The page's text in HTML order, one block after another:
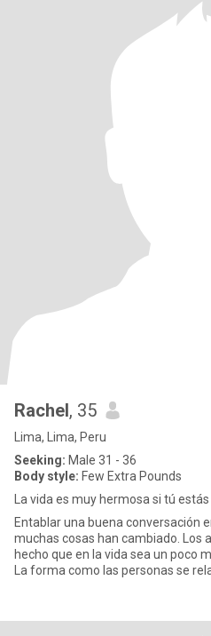
Rachel, 35
Lima, Lima, Peru
Seeking: Male 31 - 36
Body style: Few Extra Pounds
La vida es muy hermosa si tú
Entablar una buena conversación
muchas cosas han cambiado. Los
hecho que en la vida sea un poco
La forma como las personas se